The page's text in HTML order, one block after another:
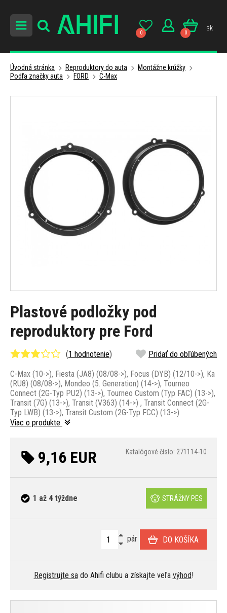
0 0
sk
Úvodná stránka Reproduktory do auta
Montážne krúžky
Podľa značky auta
FORD C-Max
Plastové podložky pod
reproduktory pre Ford
(1 hodnotenie) Pridať do obľúbených
C-Max (10->), Fiesta (JA8) (08/08->), Focus (DYB) (12/10->), Ka
(RU8) (08/08->), Mondeo (5. Generation) (14->), Tourneo
Connect (2G-Typ PU2) (13->), Tourneo Custom (Typ FAC) (13->),
Transit (7G) (13->), Transit (V363) (14->) , Transit Connect (2G-
Typ LWB) (13->), Transit Custom (2G-Typ FCC) (13->)
Viac o produkte
9,16 EUR Katalógové číslo: 271114-10
1 až 4 týždne STRÁŽNY PES
pár DO KOŠÍKA
Registrujte sado Ahifi clubu a získajte veľa výhod!